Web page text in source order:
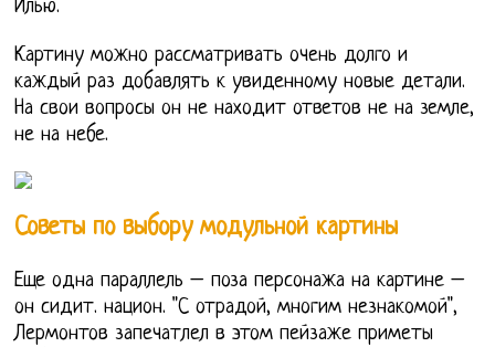
Илью.
Картину можно рассматривать очень долго и
каждый раз добавлять к увиденному новые детали.
На свои вопросы он не находит ответов не на земле,
не на небе.
Советы по выбору модульной картины
Еще одна параллель – поза персонажа на картине –
он сидит. национ. "С отрадой, многим незнакомой",
Лермонтов запечатлел в этом пейзаже приметы